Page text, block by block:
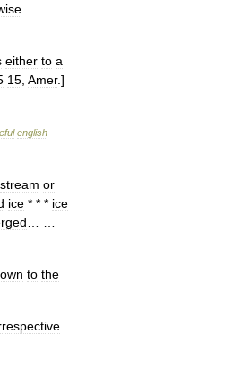
either to a
15 Amer.]
english
stream or
ice * * * ice
to the